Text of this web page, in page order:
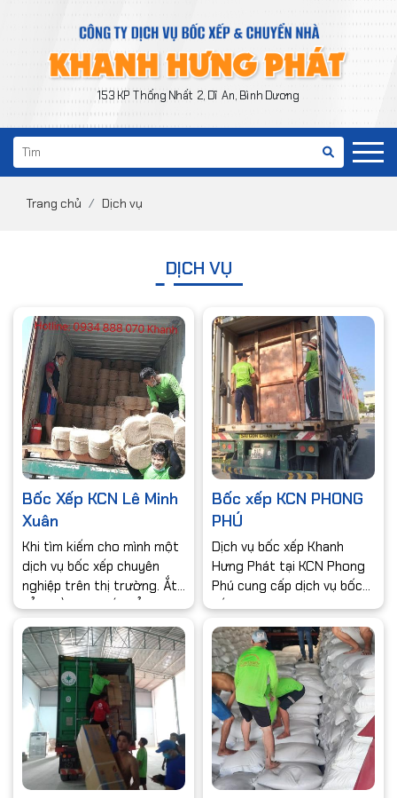
153 KP Thống Nhất 2, Dĩ An, Bình Dương
Trang chủ Dịch vụ
DỊCH VỤ
Bốc Xếp KCN Lê Minh
Xuân
Khi tìm kiếm cho mình một
dịch vụ bốc xếp chuyên
nghiệp trên thị trường. Ắt
hẳn điều mà chắc hẳn
khách hàng mong muốn khi
sử dụng dịch vụ đó chính là
lợi ích mà khách hàng nhận
được sau khi sử dụng. Đến
với dịch vụ bốc xếp khanh
hưng phát của khu công
nghiệp Lê Minh Xuân là một
lựa chọn vô cùng đúng đắn.
Bốc xếp KCN PHONG
PHÚ
Dịch vụ bốc xếp Khanh
Hưng Phát tại KCN Phong
Phú cung cấp dịch vụ bốc
xếp đa dạng các loại hàng
hóa, đội ngũ nhân viên dày
dặn kinh nghiệm, cho thuê
bốc xếp.Với nhiều năm kinh
nghiệm lĩnh vực bốc xếp
hàng hoá .